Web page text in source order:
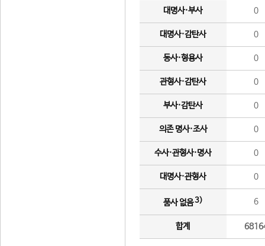
대명사·부사 0
대명사·감탄사 0
동사·형용사 0
관형사·감탄사 0
부사·감탄사 0
의존 명사·조사 0
수사·관형사·명사 0
대명사·관형사 0
품사 없음3) 6
합계